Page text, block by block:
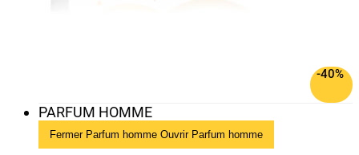
-40%
PARFUM HOMME
Fermer Parfum homme Ouvrir Parfum homme